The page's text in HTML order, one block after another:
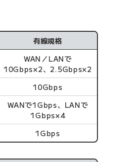
有線規格
WAN／LANで
10Gbps×2、2.5Gbps×2
10Gbps
WANで1Gbps、LANで
1Gbps×4
1Gbps